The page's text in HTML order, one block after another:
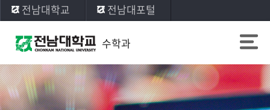
전남대학교 전남대포털
수학과